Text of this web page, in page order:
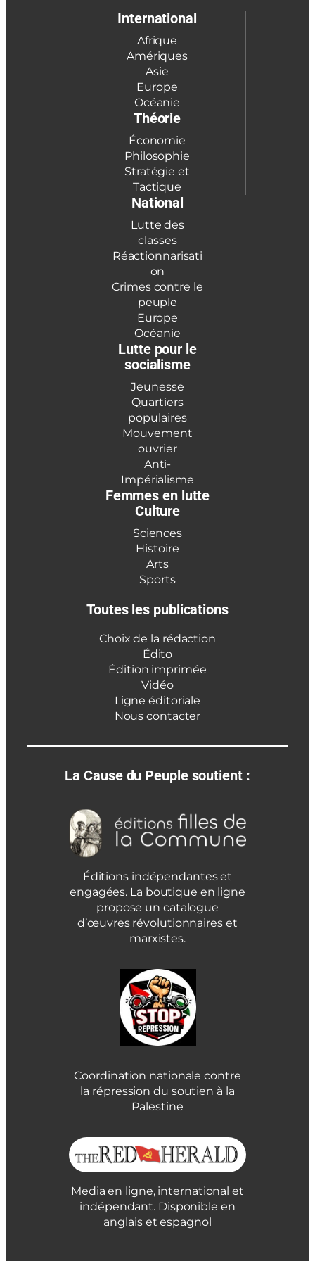
International
Afrique
Amériques
Asie
Europe
Océanie
Théorie
Économie
Philosophie
Stratégie et
Tactique
National
Lutte des
classes
Réactionnarisati
on
Crimes contre le
peuple
Europe
Océanie
Lutte pour le
socialisme
Jeunesse
Quartiers
populaires
Mouvement
ouvrier
Anti-
Impérialisme
Femmes en lutte
Culture
Sciences
Histoire
Arts
Sports
Toutes les publications
Choix de la rédaction
Édito
Édition imprimée
Vidéo
Ligne éditoriale
Nous contacter
La Cause du Peuple soutient :
Éditions indépendantes et
engagées. La boutique en ligne
propose un catalogue
d’œuvres révolutionnaires et
marxistes.
Coordination nationale contre
la répression du soutien à la
Palestine
Media en ligne, international et
indépendant. Disponible en
anglais et espagnol